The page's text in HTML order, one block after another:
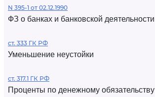
N 395-1 от 02.12.1990
ФЗ о банках и банковской деятельности
ст. 333 ГК РФ
Уменьшение неустойки
ст. 317.1 ГК РФ
Проценты по денежному обязательству